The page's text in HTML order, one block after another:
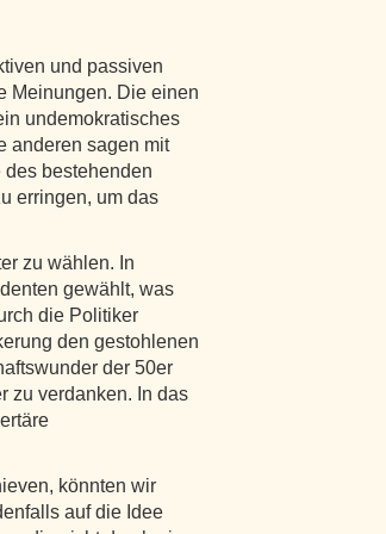
und passiven
Meinungen. Die einen
undemokratisches
anderen sagen mit
des bestehenden
erringen, um das
zu wählen. In
gewählt, was
die Politiker
den gestohlenen
der 50er
zu verdanken. In das
könnten wir
auf die Idee